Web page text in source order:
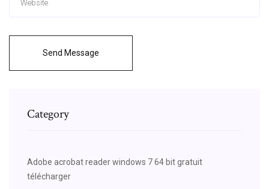
Send Message
Category
Adobe acrobat reader windows 7 64 bit gratuit
télécharger